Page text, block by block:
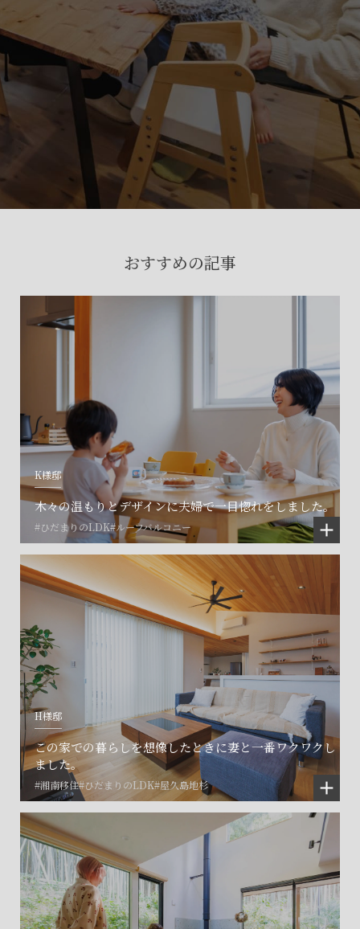
おすすめの記事
K様邸
木々の温もりとデザインに夫婦で一目惚れをしました。
#ひだまりのLDK#ルーフバルコニー
H様邸
この家での暮らしを想像したときに妻と一番ワクワクし
ました。
#湘南移住#ひだまりのLDK#屋久島地杉
賃貸管理サイトはこちら
会社に関することや物件についての
お問い合わせはこちらから
ご相談はこちら
©SET inc.